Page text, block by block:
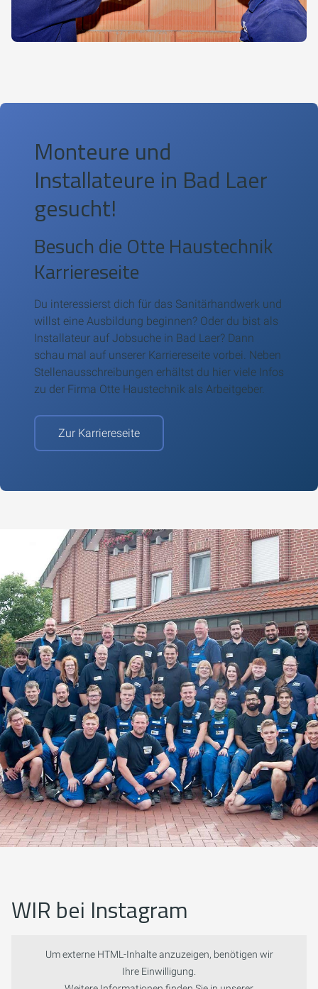
Monteure und
Installateure in Bad Laer
gesucht!
Besuch die Otte Haustechnik
Karriereseite
Du interessierst dich für das Sanitärhandwerk und
willst eine Ausbildung beginnen? Oder du bist als
Installateur auf Jobsuche in Bad Laer? Dann
schau mal auf unserer Karriereseite vorbei. Neben
Stellenausschreibungen erhältst du hier viele Infos
zu der Firma Otte Haustechnik als Arbeitgeber.
Zur Karriereseite
WIR bei Instagram
Um externe HTML-Inhalte anzuzeigen, benötigen wir
Ihre Einwilligung.